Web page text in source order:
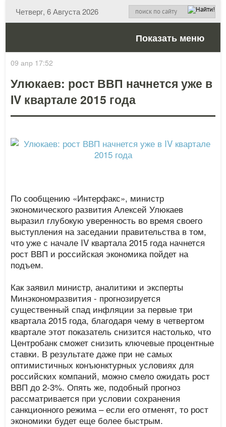
Четверг, 6 Августа 2026
Показать меню
09 апр 17:52
Улюкаев: рост ВВП начнется уже в
IV квартале 2015 года
По сообщению «Интерфакс», министр
экономического развития Алексей Улюкаев
выразил глубокую уверенность во время своего
выступления на заседании правительства в том,
что уже с начале IV квартала 2015 года начнется
рост ВВП и российская экономика пойдет на
подъем.
Как заявил министр, аналитики и эксперты
Минэкономразвития - прогнозируется
существенный спад инфляции за первые три
квартала 2015 года, благодаря чему в четвертом
квартале этот показатель снизится настолько, что
Центробанк сможет снизить ключевые процентные
ставки. В результате даже при не самых
оптимистичных конъюнктурных условиях для
российских компаний, можно смело ожидать рост
ВВП до 2-3%. Опять же, подобный прогноз
рассматривается при условии сохранения
санкционного режима – если его отменят, то рост
экономики будет еще более быстрым.